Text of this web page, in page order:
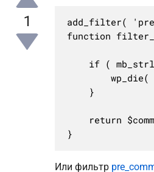
1
add_filter(
function
}
Или фильтр